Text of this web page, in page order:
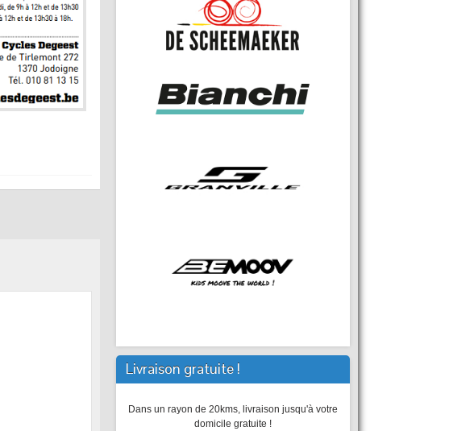
Livraison gratuite !
Dans un rayon de 20kms, livraison jusqu'à votre
domicile gratuite !